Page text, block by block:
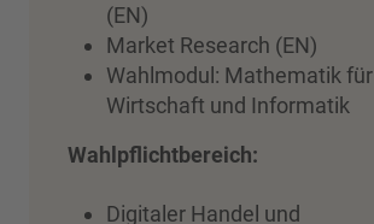
(EN)
Market Research (EN)
Wahlmodul: Mathematik für
Wirtschaft und Informatik
Wahlpflichtbereich:
Digitaler Handel und